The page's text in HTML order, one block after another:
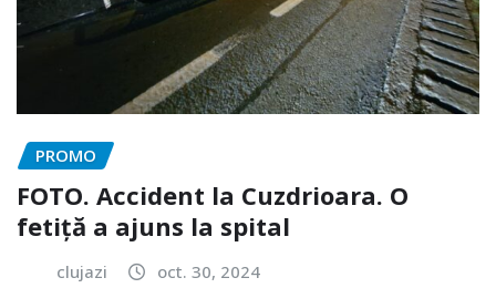
PROMO
FOTO. Accident la Cuzdrioara. O
fetiță a ajuns la spital
clujazi oct. 30, 2024